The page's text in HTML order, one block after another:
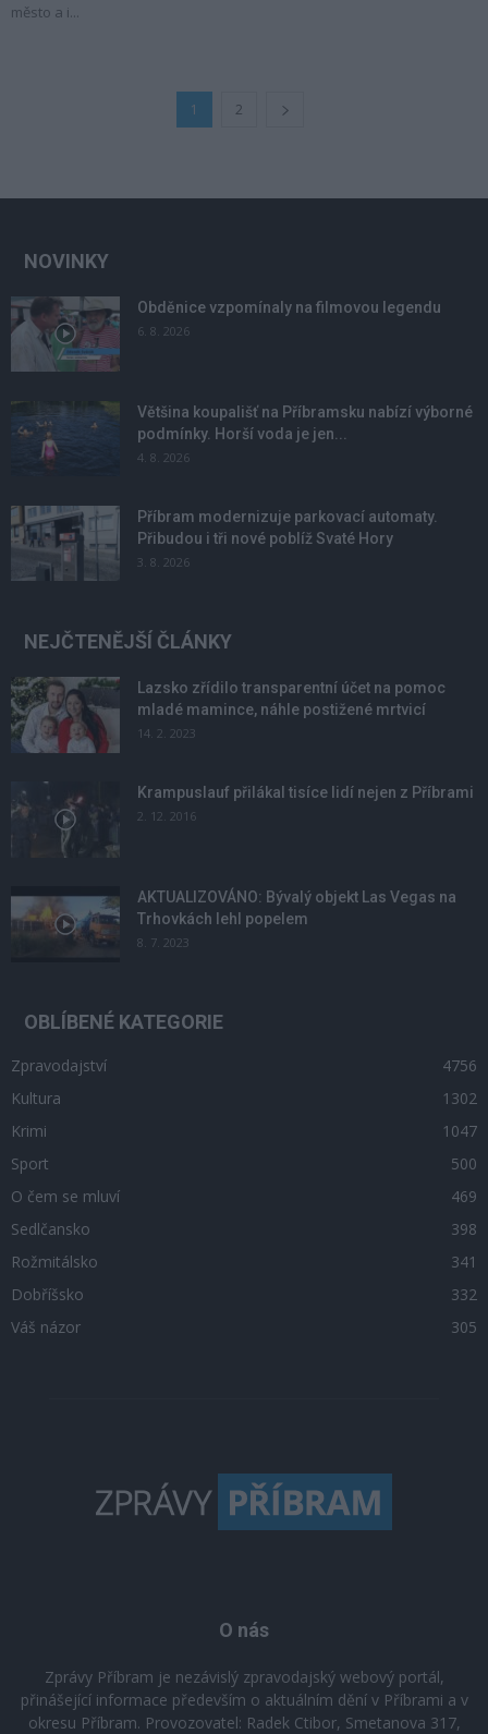
město a i...
1 2
NOVINKY
Obděnice vzpomínaly na filmovou legendu
6. 8. 2026
Většina koupališť na Příbramsku nabízí výborné
podmínky. Horší voda je jen...
4. 8. 2026
Příbram modernizuje parkovací automaty.
Přibudou i tři nové poblíž Svaté Hory
3. 8. 2026
NEJČTENĚJŠÍ ČLÁNKY
Lazsko zřídilo transparentní účet na pomoc
mladé mamince, náhle postižené mrtvicí
14. 2. 2023
Krampuslauf přilákal tisíce lidí nejen z Příbrami
2. 12. 2016
AKTUALIZOVÁNO: Bývalý objekt Las Vegas na
Trhovkách lehl popelem
8. 7. 2023
OBLÍBENÉ KATEGORIE
Zpravodajství
4756
Kultura
1302
Krimi
1047
Sport
500
O čem se mluví
469
Sedlčansko
398
Rožmitálsko
341
Dobříšsko
332
Váš názor
305
O nás
Zprávy Příbram je nezávislý zpravodajský webový portál,
přinášející informace především o aktuálním dění v Příbrami a v
okresu Příbram. Provozovatel: Radek Ctibor, Smetanova 317,